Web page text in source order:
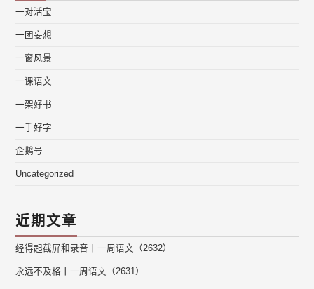
一对活宝
一团妄想
一窗风景
一课语文
一架好书
一手好字
企鹅号
Uncategorized
近期文章
经得起截屏和录音丨一周语文（2632）
永远不及格丨一周语文（2631）